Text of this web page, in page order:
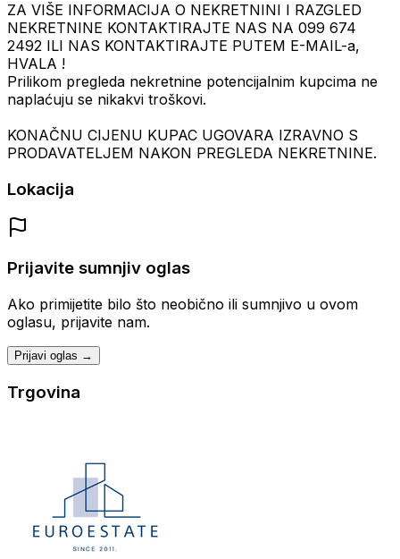
ZA VIŠE INFORMACIJA O NEKRETNINI I RAZGLED
NEKRETNINE KONTAKTIRAJTE NAS NA 099 674
2492 ILI NAS KONTAKTIRAJTE PUTEM E-MAIL-a,
HVALA !
Prilikom pregleda nekretnine potencijalnim kupcima ne
naplaćuju se nikakvi troškovi.
KONAČNU CIJENU KUPAC UGOVARA IZRAVNO S
PRODAVATELJEM NAKON PREGLEDA NEKRETNINE.
Lokacija
Prijavite sumnjiv oglas
Ako primijetite bilo što neobično ili sumnjivo u ovom
oglasu, prijavite nam.
Prijavi oglas →
Trgovina